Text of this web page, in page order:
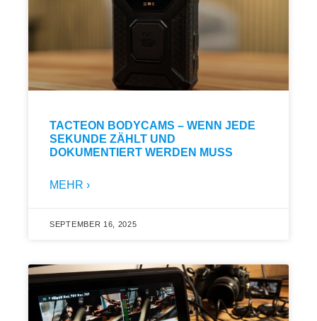
TACTEON BODYCAMS – WENN JEDE
SEKUNDE ZÄHLT UND
DOKUMENTIERT WERDEN MUSS
MEHR ›
SEPTEMBER 16, 2025